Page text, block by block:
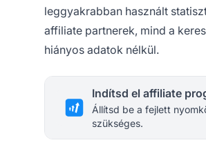
leggyakrabban használt
affiliate partnerek, mind a
hiányos adatok nélkül.
Indítsd el affiliate
Állítsd be a fejlett
szükséges.